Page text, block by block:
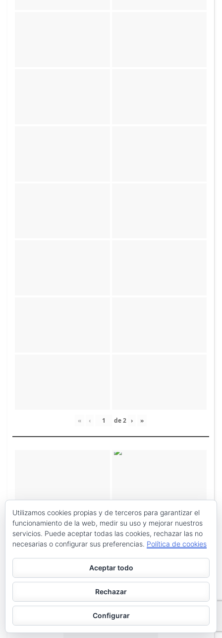
« ‹ de2 › »
Utilizamos cookies propias y de terceros para garantizar el
funcionamiento de la web, medir su uso y mejorar nuestros
servicios. Puede aceptar todas las cookies, rechazar las no
necesarias o configurar sus preferencias. Política de cookies
Aceptar todo
Rechazar
Configurar